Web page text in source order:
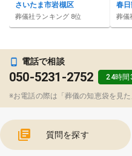
さいたま市岩槻区
葬儀社ランキング 8位
春
葬儀
電話で相談
050-5231-2752 24時間
※お電話の際は「葬儀の知恵袋を見
質問を探す